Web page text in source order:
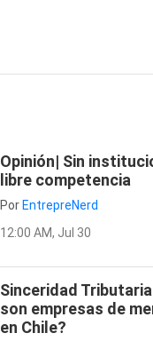
Opinión| Sin
libre competencia
Por EntrepreNerd
12:00 AM, Jul 30
Sinceridad
son empresas de
en Chile?